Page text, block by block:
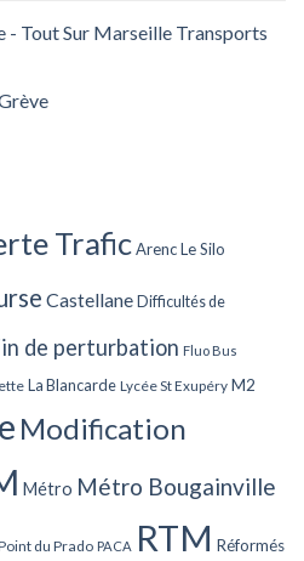
- Tout Sur Marseille Transports
TraficArenc Le Silo
Castellane Difficultés de
de perturbation Fluo Bus
La Blancarde Lycée St Exupéry M2
Modification
Métro Métro Bougainville
du Prado PACA RTM Réformés